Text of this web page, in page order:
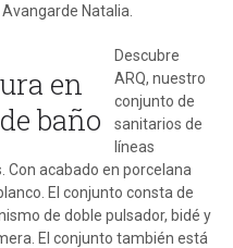
Natalia.
en
baño
Descubre
ARQ, nuestro
conjunto de
sanitarios de
líneas
Con acabado en porcelana
El conjunto consta de
de doble pulsador, bidé y
El conjunto también está